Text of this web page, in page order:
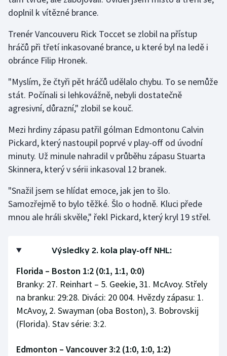
doplnil k vítězné brance.
Trenér Vancouveru Rick Toccet se zlobil na přístup
hráčů při třetí inkasované brance, u které byl na ledě i
obránce Filip Hronek.
"Myslím, že čtyři pět hráčů udělalo chybu. To se nemůže
stát. Počínali si lehkovážně, nebyli dostatečně
agresivní, důrazní," zlobil se kouč.
Mezi hrdiny zápasu patřil gólman Edmontonu Calvin
Pickard, který nastoupil poprvé v play-off od úvodní
minuty. Už minule nahradil v průběhu zápasu Stuarta
Skinnera, který v sérii inkasoval 12 branek.
"Snažil jsem se hlídat emoce, jak jen to šlo.
Samozřejmě to bylo těžké. Šlo o hodně. Kluci přede
mnou ale hráli skvěle," řekl Pickard, který kryl 19 střel.
Výsledky 2. kola play-off NHL:
Florida – Boston 1:2 (0:1, 1:1, 0:0)
Branky: 27. Reinhart – 5. Geekie, 31. McAvoy. Střely
na branku: 29:28. Diváci: 20 004. Hvězdy zápasu: 1.
McAvoy, 2. Swayman (oba Boston), 3. Bobrovskij
(Florida). Stav série: 3:2.
Edmonton – Vancouver 3:2 (1:0, 1:0, 1:2)